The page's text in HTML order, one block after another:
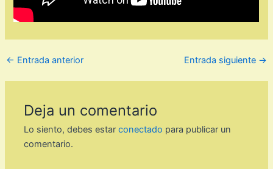
← Entrada anterior Entrada siguiente →
Deja un comentario
Lo siento, debes estarconectado para publicar un
comentario.